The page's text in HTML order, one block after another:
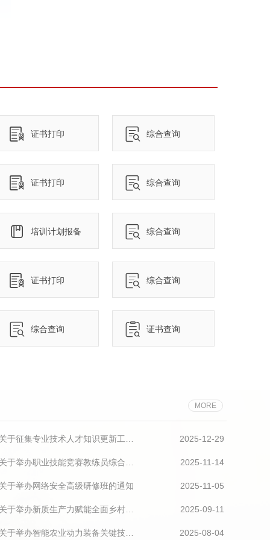
证书打印 综合查询
证书打印 综合查询
培训计划报备 综合查询
证书打印 综合查询
综合查询 证书查询
MORE
2025-12-29
2025-11-14
于举办网络安全高级研修班的通知 2025-11-05
2025-09-11
2025-08-04